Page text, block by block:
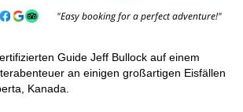
"Easy booking for a perfect adventure!"
Guide Jeff Bullock auf einem
an einigen großartigen Eisfällen
Kanada.